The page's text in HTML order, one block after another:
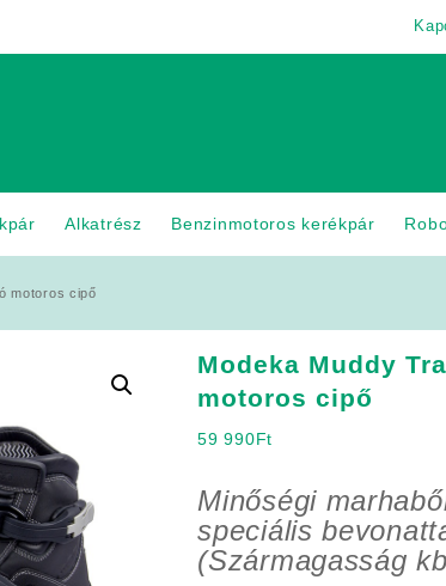
Alkatrész Benzinmotoros kerékpár
motoros cipő
Modeka Muddy
motoros cipő
59 990Ft
Minőségi
speciális
(Szármagasság